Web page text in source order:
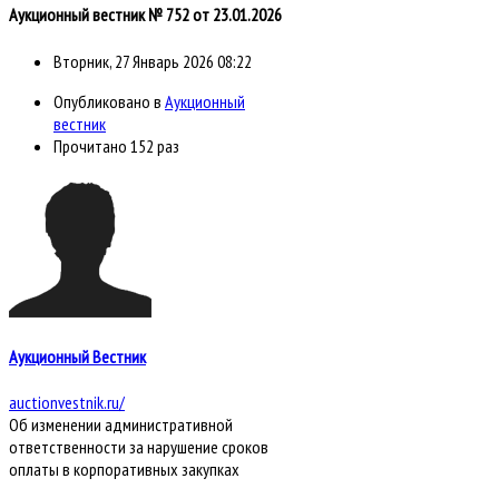
Аукционный вестник № 752 от 23.01.2026
Вторник, 27 Январь 2026 08:22
Опубликовано в Аукционный
вестник
Прочитано 152 раз
Аукционный Вестник
auctionvestnik.ru/
Об изменении административной
ответственности за нарушение сроков
оплаты в корпоративных закупках